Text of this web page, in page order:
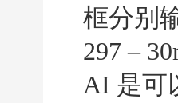
框分别
297 –
AI 是可